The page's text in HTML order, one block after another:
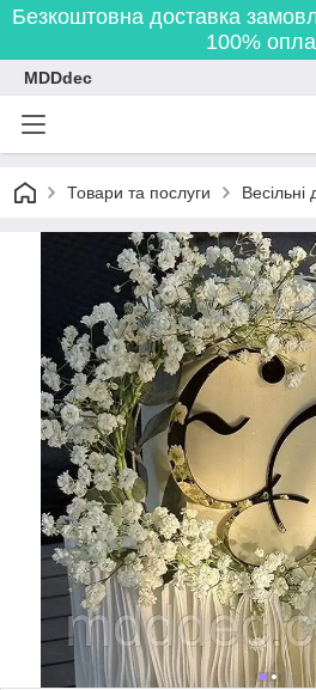
Безкоштовна доставка
100%
MDDdec
Товари та послуги Весільні